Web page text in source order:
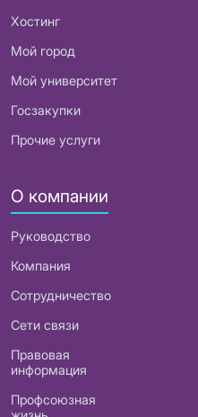
Хостинг
Мой город
Мой университет
Госзакупки
Прочие услуги
О компании
Руководство
Компания
Сотрудничество
Сети связи
Правовая
информация
Профсоюзная